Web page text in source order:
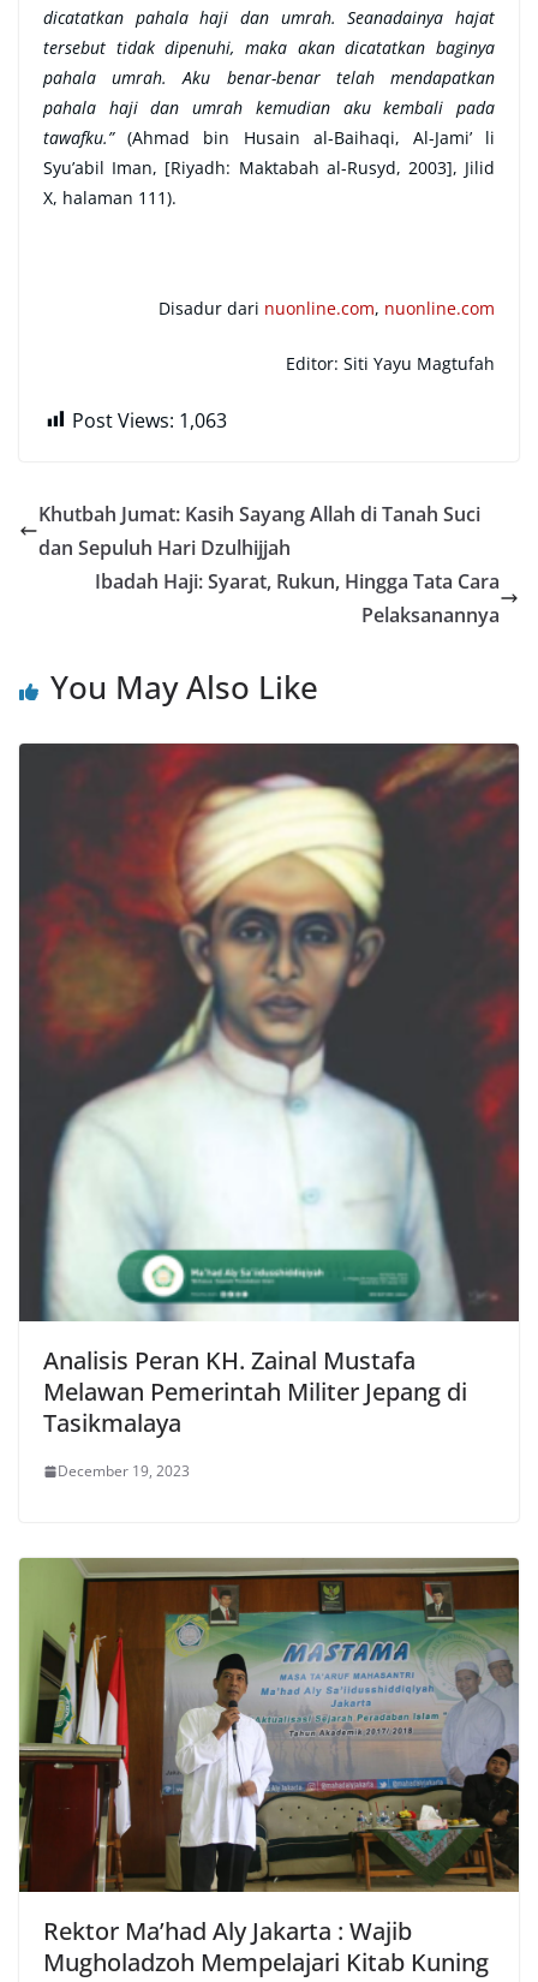
dicatatkan pahala haji dan umrah. Seanadainya hajat
tersebut tidak dipenuhi, maka akan dicatatkan baginya
pahala umrah. Aku benar-benar telah mendapatkan
pahala haji dan umrah kemudian aku kembali pada
tawafku.”(Ahmad bin Husain al-Baihaqi, Al-Jami’ li
Syu’abil Iman, [Riyadh: Maktabah al-Rusyd, 2003], Jilid
X, halaman 111).
Disadur dari nuonline.com, nuonline.com
Editor: Siti Yayu Magtufah
Post Views: 1,063
Khutbah Jumat: Kasih Sayang Allah di Tanah Suci
dan Sepuluh Hari Dzulhijjah
Ibadah Haji: Syarat, Rukun, Hingga Tata Cara
Pelaksanannya
You May Also Like
Analisis Peran KH. Zainal Mustafa
Melawan Pemerintah Militer Jepang di
Tasikmalaya
December 19, 2023
Rektor Ma’had Aly Jakarta : Wajib
Mugholadzoh Mempelajari Kitab Kuning